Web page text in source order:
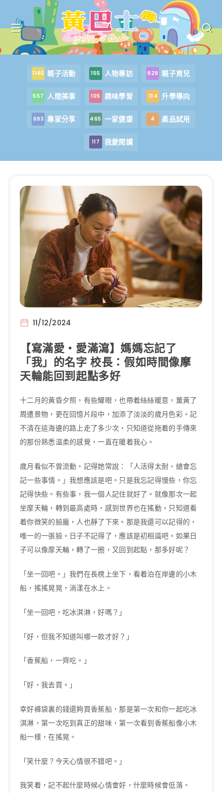
1145 親子活動 155 人物專訪 929 親子育兒
557 人間美事 105 趣味學習 134 升學導向
693 專家分享 465 一家健康 4 產品試用
117 我愛閱讀
11/12/2024
【寫滿愛‧愛滿瀉】媽媽忘記了
「我」的名字 校長：假如時間像摩
天輪能回到起點多好
十二月的黃昏夕照，有些耀眼，也帶着絲絲暖意，薰黃了
周遭景物，更在回憶片段中，加添了淡淡的歲月色彩。記
不清在這海邊的路上走了多少次，只知道從拖着的手傳來
的那份熟悉温柔的感覺，一直在暖着我心。
歲月看似不曾流動，記得她常說：「人活得太耐，總會忘
記一些事情。」我想應該是吧。只是我忘記得慢些，你忘
記得快些。有些事，我一個人記住就好了。就像那次一起
坐摩天輪，轉到最高處時，感到世界也在搖動，只知道看
着你微笑的臉龐，人也靜了下來。那是我還可以記得的，
唯一的一張臉。日子不記得了，應該是初相識吧。如果日
子可以像摩天輪，轉了一圈，又回到起點，那多好呢？
「坐一回吧。」我們在長櫈上坐下，看着泊在岸邊的小木
船，搖搖晃晃，淌漾在水上。
「坐一回吧，吃冰淇淋，好嗎？」
「好，但我不知道叫哪一款才好？」
「香蕉船，一齊吃。」
「好，我去買。」
幸好褲袋裏的錢還夠買香蕉船，那是第一次和你一起吃冰
淇淋，第一次吃到真正的甜味，第一次看到香蕉船像小木
船一樣，在搖晃。
「笑什麼？今天心情很不錯吧。」
我笑着，記不起什麼時候心情會好，什麼時候會低落。